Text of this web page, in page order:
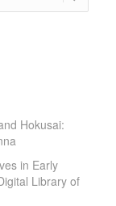
Hokusai:
in Early
Library of